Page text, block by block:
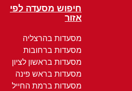
חיפוש מסעדה לפי
אזור
מסעדות בהרצליה
מסעדות ברחובות
מסעדות בראשון לציון
מסעדות בראש פינה
מסעדות ברמת החייל